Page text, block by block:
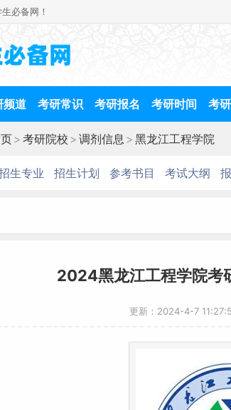
必备网！
频道 考研常识 考研报名 考研时间 考
> 考研院校 > 调剂信息 > 黑龙江工程学院
生专业 招生计划 参考书目 考试大纲
2024黑龙江工程学院考
更新：2024-4-7